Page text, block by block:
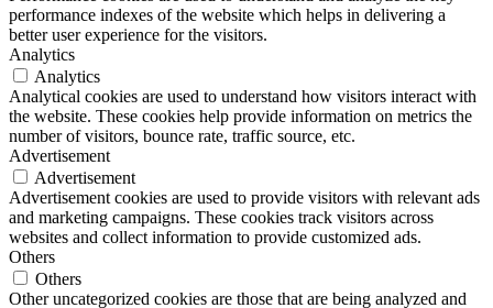
performance indexes of the website which helps in delivering a
better user experience for the visitors.
Analytics
Analytics
Analytical cookies are used to understand how visitors interact with
the website. These cookies help provide information on metrics the
number of visitors, bounce rate, traffic source, etc.
Advertisement
Advertisement
Advertisement cookies are used to provide visitors with relevant ads
and marketing campaigns. These cookies track visitors across
websites and collect information to provide customized ads.
Others
Others
Other uncategorized cookies are those that are being analyzed and